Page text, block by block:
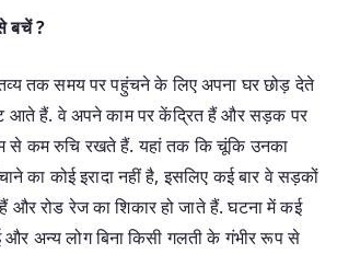
बचें ?
तक समय पर पहुंचने के लिए अपना घर छोड़ देते
आते हैं. वे अपने काम पर केंद्रित हैं और सड़क पर
से कम रुचि रखते हैं. यहां तक ​​कि चूंकि उनका
का कोई इरादा नहीं है, इसलिए कई बार वे सड़कों
रोड रेज का शिकार हो जाते हैं. घटना में कई
और अन्य लोग बिना किसी गलती के गंभीर रूप से